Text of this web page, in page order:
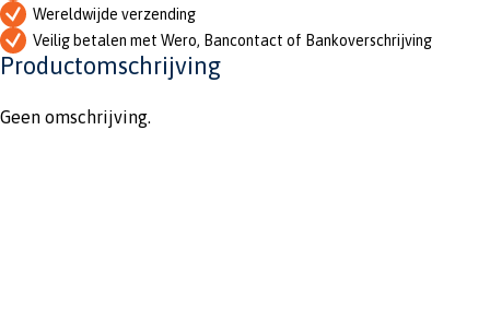
Wereldwijde verzending
Veilig betalen met Wero, Bancontact of Bankoverschrijving
Productomschrijving
Geen omschrijving.